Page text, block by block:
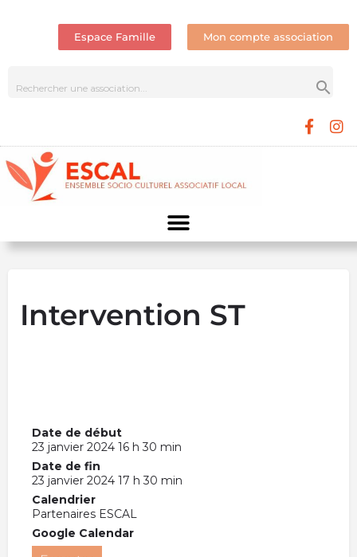
Espace Famille Mon compte association
Intervention ST
Date de début
23 janvier 2024 16 h 30 min
Date de fin
23 janvier 2024 17 h 30 min
Calendrier
Partenaires ESCAL
Google Calendar